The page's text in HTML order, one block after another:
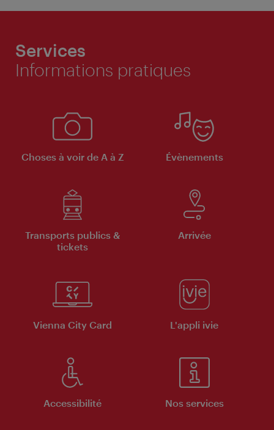
Services
Informations pratiques
Choses à voir de A à Z Évènements
Transports publics &
tickets
Arrivée
Vienna City Card L'appli ivie
Accessibilité Nos services